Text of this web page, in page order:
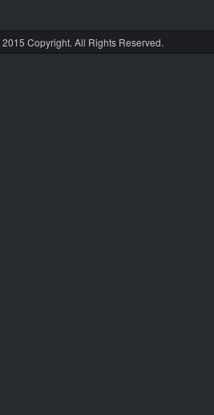
Copyright. All Rights Reserved.